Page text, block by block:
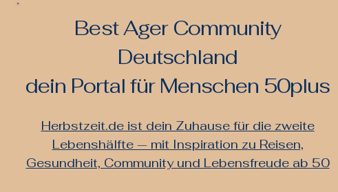
Best Ager Community
Deutschland
dein Portal für Menschen 50plus
Herbstzeit.de ist dein Zuhause für die zweite
Lebenshälfte — mit Inspiration zu Reisen,
Gesundheit, Community und Lebensfreude ab 50